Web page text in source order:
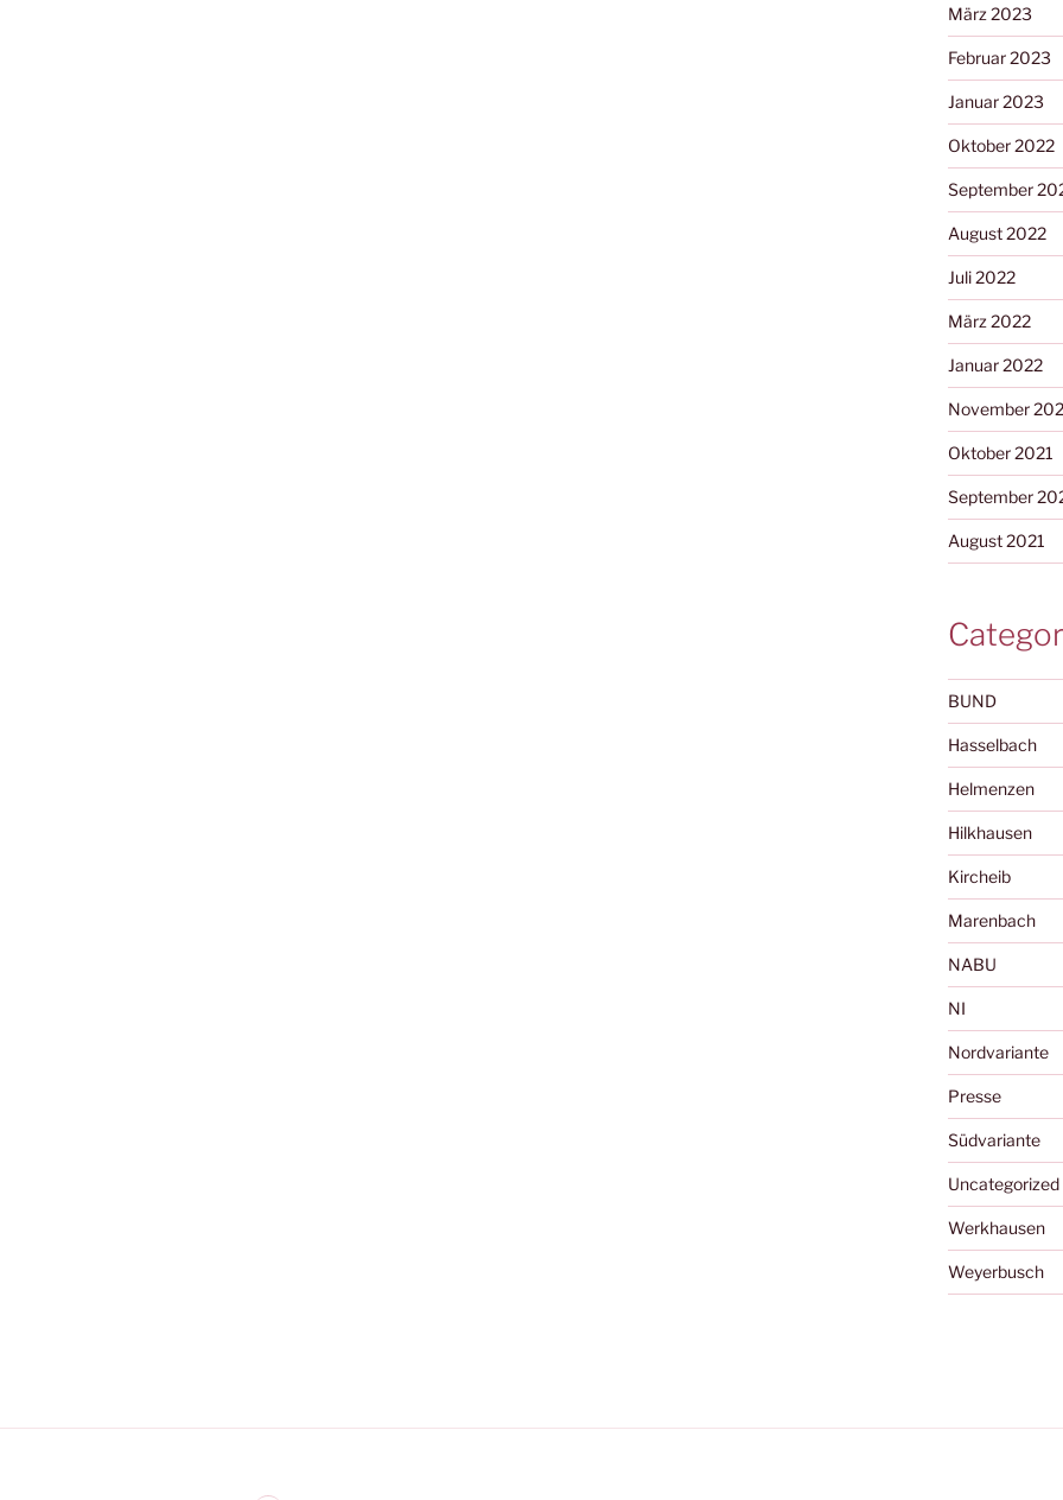
März 2023
Februar 2023
Januar 2023
Oktober 2022
September
August 2022
Juli 2022
März 2022
Januar 2022
November
Oktober 2021
September
August 2021
BUND
Hasselbach
Helmenzen
Hilkhausen
Kircheib
Marenbach
NABU
NI
Nordvariante
Presse
Südvariante
Uncategorized
Werkhausen
Weyerbusch